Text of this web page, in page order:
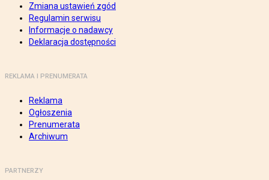
Zmiana ustawień zgód
Regulamin serwisu
Informacje o nadawcy
Deklaracja dostępności
REKLAMA I PRENUMERATA
Reklama
Ogłoszenia
Prenumerata
Archiwum
PARTNERZY